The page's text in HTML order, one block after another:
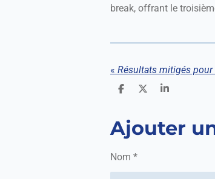
break, offrant le
« Résultats mitigés pour
P
t
a
g
r
P
a
P
a
Ajouter
Nom *